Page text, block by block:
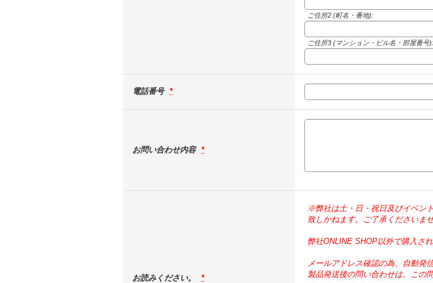
ご住所2 (町名・番地):
ご住所3 (マンション・ビル名・部屋番号):
電話番号 *
お問い合わせ内容 *
お読みください。 *
※弊社は土・日・祝日及びイベン
致しかねます。ご了承くださいませ
弊社ONLINE SHOP以外で購入さ
メールアドレス確認の為、自動発
製品発送後の問い合わせは、この